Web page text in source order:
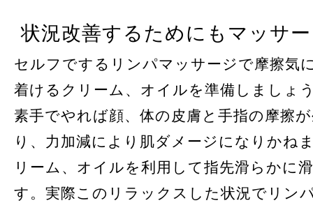
状況改善するためにもマッサ
セルフでするリンパマッサージで摩擦気
着けるクリーム、オイルを準備しましょ
素手でやれば顔、体の皮膚と手指の摩擦
り、力加減により肌ダメージになりかね
リーム、オイルを利用して指先滑らかに
す。実際このリラックスした状況でリン